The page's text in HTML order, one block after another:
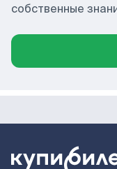
собственные